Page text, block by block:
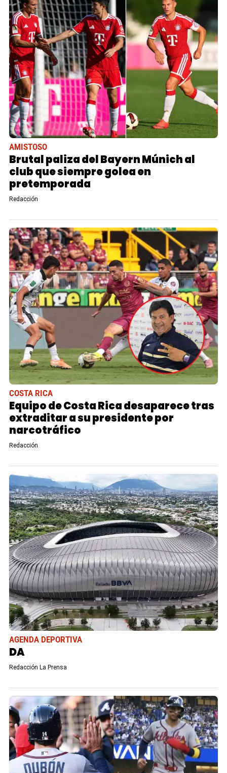
AMISTOSO
Brutal paliza del Bayern Múnich al
club que siempre golea en
pretemporada
Redacción
COSTA RICA
Equipo de Costa Rica desaparece tras
extraditar a su presidente por
narcotráfico
Redacción
AGENDA DEPORTIVA
DA
Redacción La Prensa